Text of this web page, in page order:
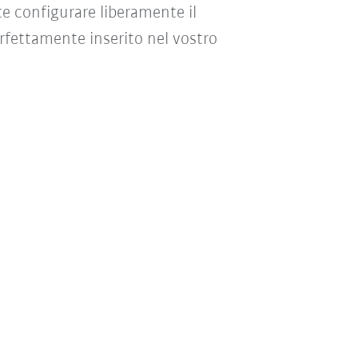
configurare liberamente il
inserito nel vostro